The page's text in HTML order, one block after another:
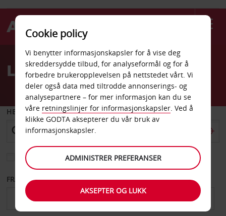
Welcome
AvisLeiebil Alexandroupoli
HENT FRA
Velg et annet leveringssted
FRA DATO TIL DATO
Cookie policy
Vi benytter informasjonskapsler for å vise deg
skreddersydde tilbud, for analyseformål og for å
forbedre brukeropplevelsen på nettstedet vårt. Vi
deler også data med tiltrodde annonserings- og
analysepartnere – for mer informasjon kan du se
våre retningslinjer for informasjonskapsler. Ved å
klikke GODTA aksepterer du vår bruk av
informasjonskapsler.
ADMINISTRER PREFERANSER
AKSEPTER OG LUKK